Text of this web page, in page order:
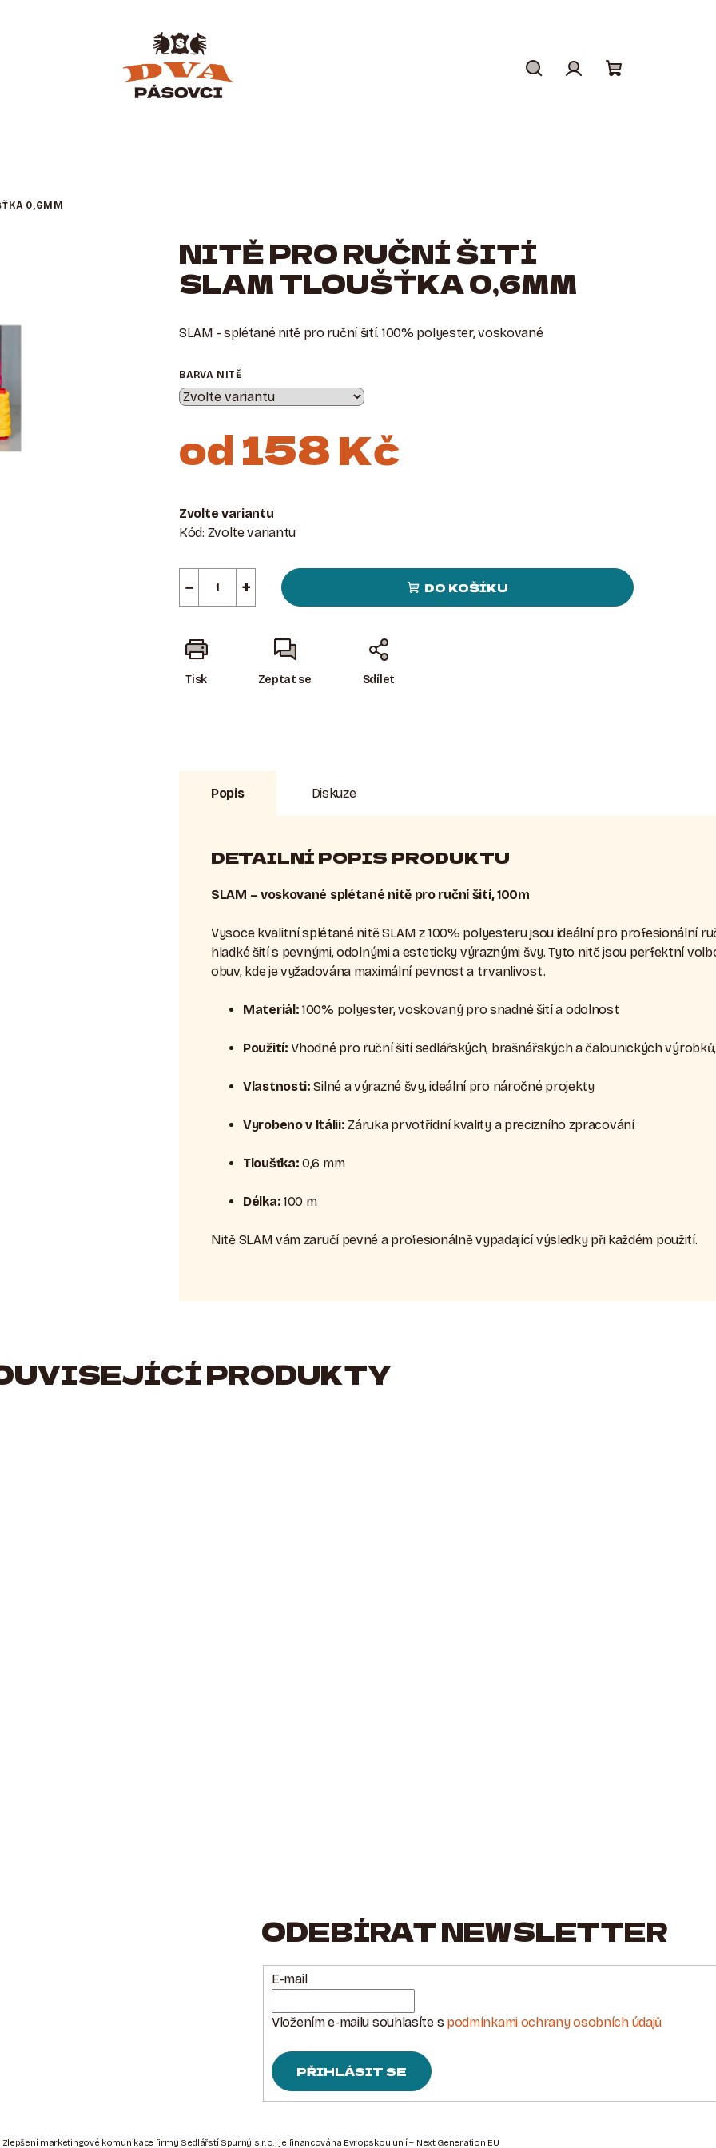
0,6MM
NITĚ PRO RUČNÍ ŠITÍ
SLAM TLOUŠŤKA 0,6MM
SLAM - splétané nitě pro ruční šití. 100% polyester, voskované
BARVA NITĚ
od158 Kč
cena:
Zvolte variantu
Kód: Zvolte variantu
+
− DO KOŠÍKU
Tisk Zeptat se Sdílet
Popis Diskuze
DETAILNÍ POPIS PRODUKTU
SLAM – voskované splétané nitě pro ruční šití, 100m
Vysoce kvalitní splétané nitě SLAM z 100% polyesteru jsou ideální pro profesionální
hladké šití s pevnými, odolnými a esteticky výraznými švy. Tyto nitě jsou perfektní
obuv, kde je vyžadována maximální pevnost a trvanlivost.
Materiál: 100% polyester, voskovaný pro snadné šití a odolnost
Použití: Vhodné pro ruční šití sedlářských, brašnářských a čalounických
Vlastnosti: Silné a výrazné švy, ideální pro náročné projekty
Vyrobeno v Itálii: Záruka prvotřídní kvality a precizního zpracování
Tloušťka: 0,6 mm
Délka: 100 m
Nitě SLAM vám zaručí pevné a profesionálně vypadající výsledky při každém použití.
PRODUKTY
ODEBÍRAT NEWSLETTER
E-mail
Vložením e-mailu souhlasíte s podmínkami ochrany osobních údajů
PŘIHLÁSIT SE
marketingové komunikace firmy Sedlářstí Spurný s.r.o., je financována Evropskou unií – Next Generation EU